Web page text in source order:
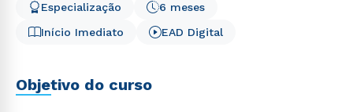
Início Imediato
6 meses
Especialização
EAD Digital
Objetivo do curso